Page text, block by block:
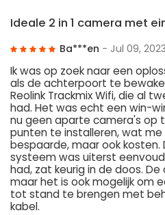
Ideale 2 in 1 camera met
Ba***en - Jul 09, 2023
Ik was op zoek naar een
als de achterpoort te
Reolink Trackmix Wifi, die al
had. Het was echt een win-
nu geen aparte camera's op
punten te installeren, wat me
bespaarde, maar ook
systeem was uiterst
had, zat keurig in de doos.
maar het is ook mogelijk om
tot stand te brengen met
kabel.